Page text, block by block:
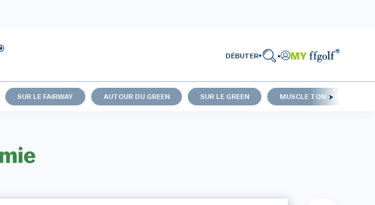
DÉBUTER
SUR LE FAIRWAY AUTOUR DU GREEN SUR LE GREEN MUSCLE TON SWING